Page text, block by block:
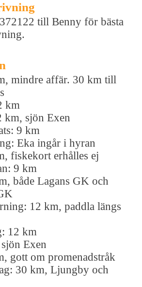
till Benny för bästa
mindre affär. 30 km till
km
km, sjön Exen
9 km
Eka ingår i hyran
fiskekort erhålles ej
9 km
både Lagans GK och
12 km, paddla längs
12 km
Exen
gott om promenadstråk
30 km, Ljungby och